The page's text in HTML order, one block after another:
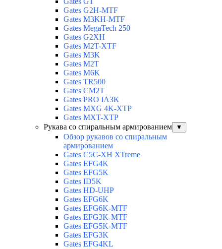
Gates G2H-MTF
Gates M3KH-MTF
Gates MegaTech 250
Gates G2XH
Gates M2T-XTF
Gates M3K
Gates M2T
Gates M6K
Gates TR500
Gates CM2T
Gates PRO IA3K
Gates MXG 4K-XTP
Gates MXT-XTP
Рукава со спиральным армированием
▼
Обзор рукавов со спиральным
армированием
Gates C5C-XH XTreme
Gates EFG4K
Gates EFG5K
Gates ID5K
Gates HD-UHP
Gates EFG6K
Gates EFG6K-MTF
Gates EFG3K-MTF
Gates EFG5K-MTF
Gates EFG3K
Gates EFG4KL